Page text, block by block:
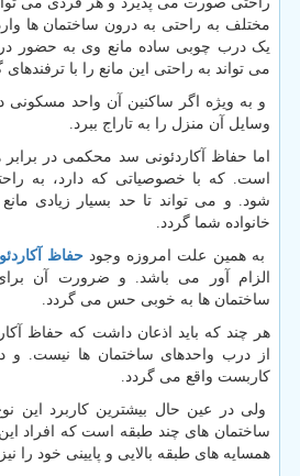
مختلف به راحتی به درون ساختمان ها
یک درب چوبی ساده مانع وی به حضور
می تواند به راحتی این مانع را با ترفندهای
و به ویژه اگر ساکنین آن واحد مسکونی
وسایل آن منزل را به تاراج ببرد.
اما حفاظ آکاردئونی سد محکمی در
است. که با خصوصیاتی که دارد، به
شود. و می تواند تا حد بسیار زیادی
خانواده شما گردد.
به همین علت امروزه وجودحفاظ
الزام آور می باشد. و ضرورت آن
ساختمان ها به خوبی حس می گردد.
هر چند که باید اذعان داشت که حفاظ
از درب واحدهای ساختمان ها نیست. و
کاربست واقع می گردد.
ولی در عین حال بیشترین کاربرد این
ساختمان های چند طبقه است که افراد
همسایه های طبقه بالایی و پایینی خود را